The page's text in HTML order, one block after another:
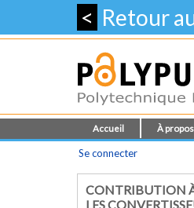
< Retour
Accueil À propos
Se connecter
CONTRIBUTION
LES